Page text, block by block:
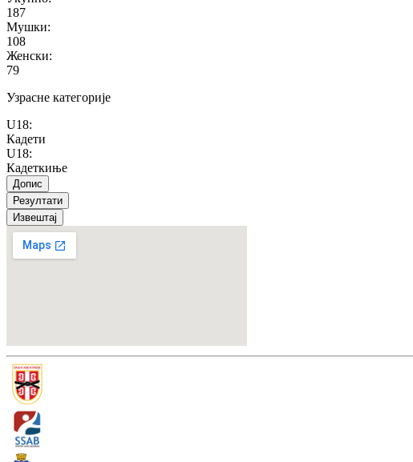
187
Мушки:
108
Женски:
79
Узрасне категорије
U18:
Кадети
U18:
Кадеткиње
Допис
Резултати
Извештај